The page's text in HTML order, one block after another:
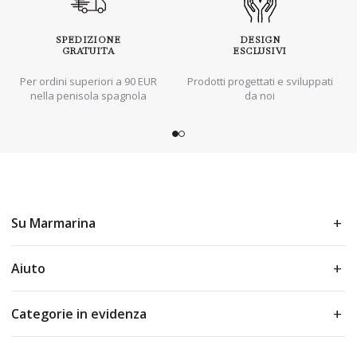
SPEDIZIONE
GRATUITA
Per ordini superiori a 90 EUR
nella penisola spagnola
DESIGN
ESCLUSIVI
Prodotti progettati e sviluppati
da noi
Su Marmarina
Aiuto
Categorie in evidenza